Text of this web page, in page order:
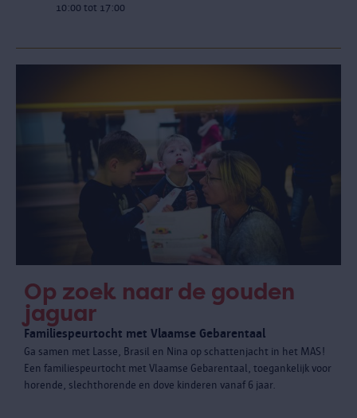
10:00 tot 17:00
Op zoek naar de gouden
jaguar
Familiespeurtocht met Vlaamse Gebarentaal
Ga samen met Lasse, Brasil en Nina op schattenjacht in het MAS!
Een familiespeurtocht met Vlaamse Gebarentaal, toegankelijk voor
horende, slechthorende en dove kinderen vanaf 6 jaar.